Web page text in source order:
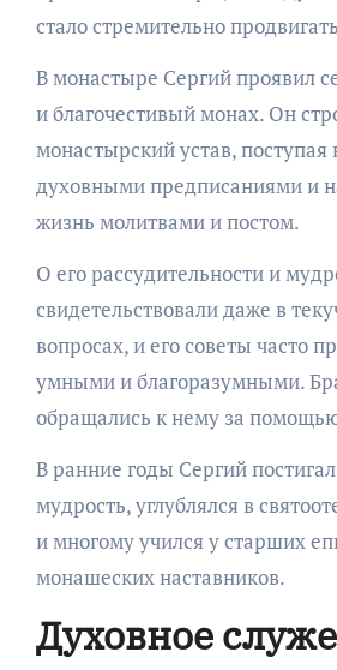
стало стремительно
В монастыре Сергий проявил
и благочестивый монах. Он
монастырский устав, поступая
духовными предписаниями и
жизнь молитвами и постом.
О его рассудительности и
свидетельствовали даже в
вопросах, и его советы часто
умными и благоразумными.
обращались к нему за
В ранние годы Сергий
мудрость, углублялся в
и многому учился у старших
монашеских наставников.
Духовное